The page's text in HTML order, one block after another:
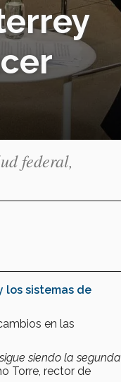
federal,
los sistemas de
en las
siendo la segunda
Torre, rector de